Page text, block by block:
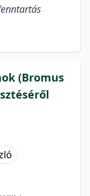
(Bromus